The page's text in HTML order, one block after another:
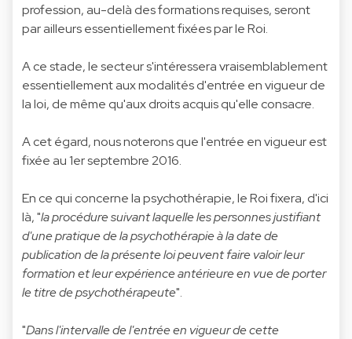
profession, au-delà des formations requises, seront
par ailleurs essentiellement fixées par le Roi.
A ce stade, le secteur s'intéressera vraisemblablement
essentiellement aux modalités d'entrée en vigueur de
la loi, de même qu'aux droits acquis qu'elle consacre.
A cet égard, nous noterons que l'entrée en vigueur est
fixée au 1er septembre 2016.
En ce qui concerne la psychothérapie, le Roi fixera, d'ici
là, "la procédure suivant laquelle les personnes justifiant
d'une pratique de la psychothérapie à la date de
publication de la présente loi peuvent faire valoir leur
formation et leur expérience antérieure en vue de porter
le titre de psychothérapeute".
"Dans l'intervalle de l'entrée en vigueur de cette